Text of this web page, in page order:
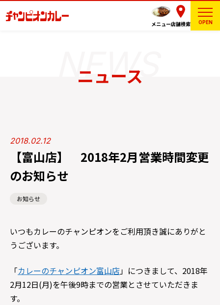
メニュー店舗検索 OPEN
ニュース
2018.02.12
【富山店】 2018年2月営業時間変更
のお知らせ
お知らせ
いつもカレーのチャンピオンをご利用頂き誠にありがと
うございます。
「カレーのチャンピオン富山店」につきまして、2018年
2月12日(月)を午後9時までの営業とさせていただきま
す。